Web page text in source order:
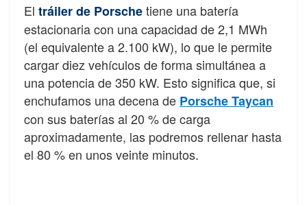
El tráiler de Porschetiene una batería
estacionaria con una capacidad de 2,1 MWh
(el equivalente a 2.100 kW), lo que le permite
cargar diez vehículos de forma simultánea a
una potencia de 350 kW. Esto significa que, si
enchufamos una decena de Porsche Taycan
con sus baterías al 20 % de carga
aproximadamente, las podremos rellenar hasta
el 80 % en unos veinte minutos.